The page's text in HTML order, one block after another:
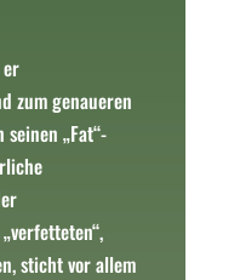
zum genaueren
„Fat“-
sticht vor allem